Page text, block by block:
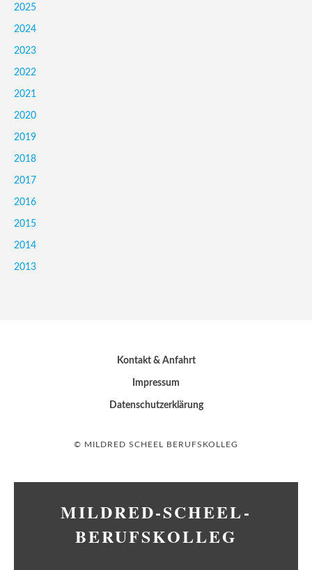
2025
2024
2023
2022
2021
2020
2019
2018
2017
2016
2015
2014
2013
Kontakt & Anfahrt
Impressum
Datenschutzerklärung
© MILDRED SCHEEL BERUFSKOLLEG
MILDRED-SCHEEL-
BERUFSKOLLEG